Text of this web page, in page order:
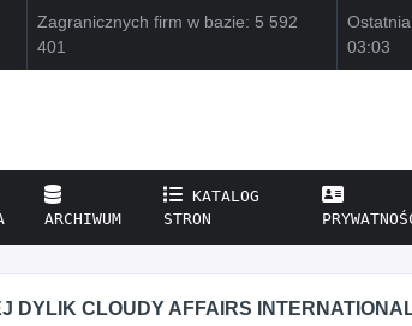
Zagranicznych firm w bazie: 5 592
401
03:03
ARCHIWUM
KATALOG
STRON
DYLIK CLOUDY AFFAIRS